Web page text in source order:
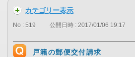
カテゴリー表示
No : 519 公開日時 : 2017/01/06 19:17
戸籍の郵便交付請求